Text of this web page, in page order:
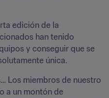
edición de la
han tenido
y conseguir que se
única.
Los miembros de nuestro
a un montón de